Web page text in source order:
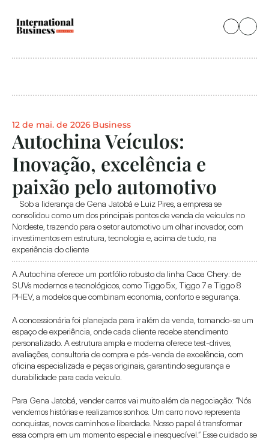
12 de mai. de 2026 Business
Autochina Veículos:
Inovação, excelência e
paixão pelo automotivo
consolidou como um dos principais pontos de venda de veículos no
Nordeste, trazendo para o setor automotivo um olhar inovador, com
investimentos em estrutura, tecnologia e, acima de tudo, na
experiência do cliente
A Autochina oferece um portfólio robusto da linha Caoa Chery: de
SUVs modernos e tecnológicos, como Tiggo 5x, Tiggo 7 e Tiggo 8
PHEV, a modelos que combinam economia, conforto e segurança.
A concessionária foi planejada para ir além da venda, tornando-se um
espaço de experiência, onde cada cliente recebe atendimento
personalizado. A estrutura ampla e moderna oferece test-drives,
avaliações, consultoria de compra e pós-venda de excelência, com
oficina especializada e peças originais, garantindo segurança e
durabilidade para cada veículo.
Para Gena Jatobá, vender carros vai muito além da negociação: “Nós
vendemos histórias e realizamos sonhos. Um carro novo representa
conquistas, novos caminhos e liberdade. Nosso papel é transformar
essa compra em um momento especial e inesquecível.” Esse cuidado se